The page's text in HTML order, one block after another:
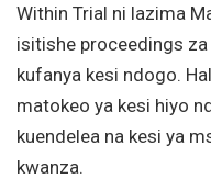
Within Trial ni lazima
isitishe proceedings
kufanya kesi ndogo.
matokeo ya kesi hiyo
kuendelea na kesi ya
kwanza.